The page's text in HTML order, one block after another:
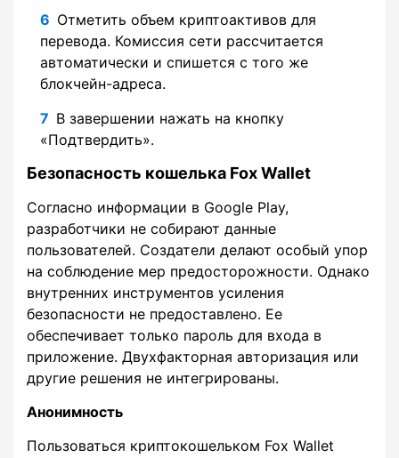
Отметить объем криптоактивов для
перевода. Комиссия сети рассчитается
автоматически и спишется с того же
блокчейн-адреса.
В завершении нажать на кнопку
«Подтвердить».
Безопасность кошелька Fox Wallet
Согласно информации в Google Play,
разработчики не собирают данные
пользователей. Создатели делают особый упор
на соблюдение мер предосторожности. Однако
внутренних инструментов усиления
безопасности не предоставлено. Ее
обеспечивает только пароль для входа в
приложение. Двухфакторная авторизация или
другие решения не интегрированы.
Анонимность
Пользоваться криптокошельком Fox Wallet